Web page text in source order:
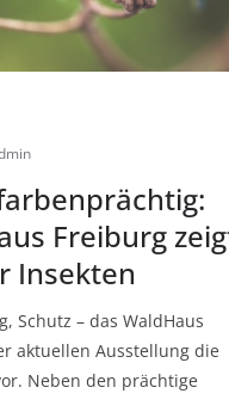
Freiburg
Insekten
Schutz – das WaldHaus
aktuellen Ausstellung die
Neben den prächtige